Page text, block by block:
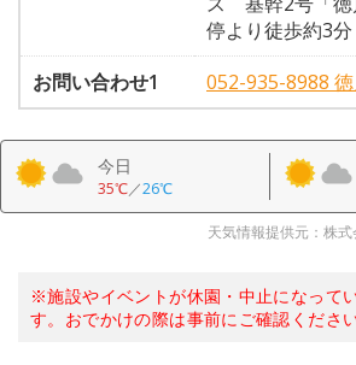
停より徒歩約3分
お問い合わせ1
052-935-8988
今日
35℃／26℃
天気情報提供元：株
※施設やイベントが休園・中止になって
す。おでかけの際は事前にご確認ください